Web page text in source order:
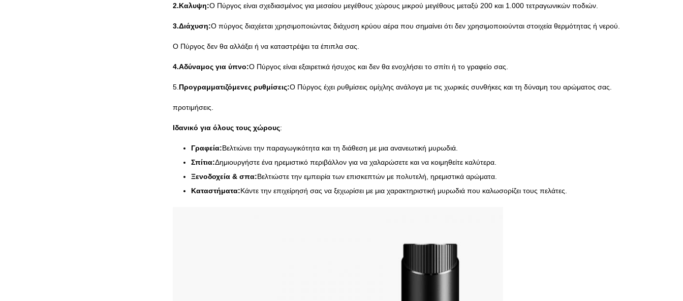
2.Καλυψη:Ο Πύργος είναι σχεδιασμένος για μεσαίου μεγέθους χώρους μικρού μεγέθους μεταξύ 200 και 1.000 τετραγωνικών ποδιών.
3.Διάχυση:Ο πύργος διαχέεται χρησιμοποιώντας διάχυση κρύου αέρα που σημαίνει ότι δεν χρησιμοποιούνται στοιχεία θερμότητας ή νερού.
Ο Πύργος δεν θα αλλάξει ή να καταστρέψει τα έπιπλα σας.
4.Αδύναμος για ύπνο:Ο Πύργος είναι εξαιρετικά ήσυχος και δεν θα ενοχλήσει το σπίτι ή το γραφείο σας.
5. Προγραμματιζόμενες ρυθμίσεις:Ο Πύργος έχει ρυθμίσεις ομίχλης ανάλογα με τις χωρικές συνθήκες και τη δύναμη του αρώματος σας.
προτιμήσεις.
Ιδανικό για όλους τους χώρους:
Γραφεία:Βελτιώνει την παραγωγικότητα και τη διάθεση με μια ανανεωτική μυρωδιά.
Σπίτια:Δημιουργήστε ένα ηρεμιστικό περιβάλλον για να χαλαρώσετε και να κοιμηθείτε καλύτερα.
Ξενοδοχεία & σπα:Βελτιώστε την εμπειρία των επισκεπτών με πολυτελή, ηρεμιστικά αρώματα.
Καταστήματα:Κάντε την επιχείρησή σας να ξεχωρίσει με μια χαρακτηριστική μυρωδιά που καλωσορίζει τους πελάτες.